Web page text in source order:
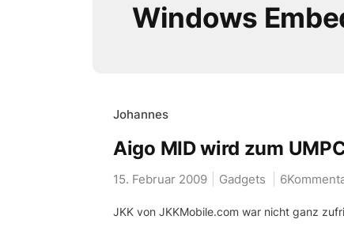
Windows
Johannes
Aigo MID wird zum
15. Februar 2009 Gadgets
JKK von JKKMobile.com war nicht ganz